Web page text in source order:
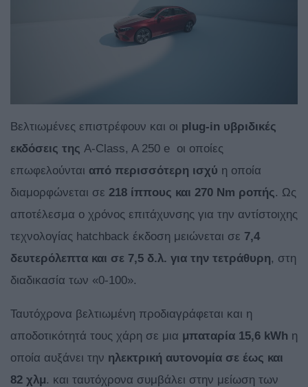
Βελτιωμένες επιστρέφουν και οι plug-in υβριδικές
εκδόσεις της A-Class, A 250 e οι οποίες
επωφελούνται από περισσότερη ισχύ η οποία
διαμορφώνεται σε 218 ίππους και 270 Nm ροπής. Ως
αποτέλεσμα ο χρόνος επιτάχυνσης για την αντίστοιχης
τεχνολογίας hatchback έκδοση μειώνεται σε 7,4
δευτερόλεπτα και σε 7,5 δ.λ. για την τετράθυρη, στη
διαδικασία των «0-100».
Ταυτόχρονα βελτιωμένη προδιαγράφεται και η
αποδοτικότητά τους χάρη σε μια μπαταρία 15,6 kWh η
οποία αυξάνει την ηλεκτρική αυτονομία σε έως και
82 χλμ. και ταυτόχρονα συμβάλει στην μείωση των